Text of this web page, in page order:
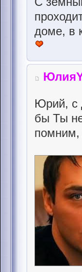
доме, в
Юрий, с
бы Ты
помним,